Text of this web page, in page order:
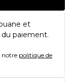
et
paiement.
notre politique de